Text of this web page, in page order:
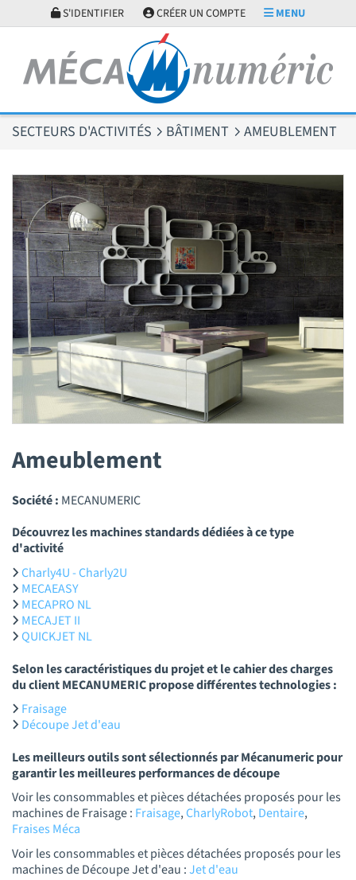
S'IDENTIFIER CRÉER UN COMPTE MENU
SECTEURS D'ACTIVITÉS BÂTIMENT AMEUBLEMENT
Ameublement
Société : MECANUMERIC
Découvrez les machines standards dédiées à ce type
d'activité
Charly4U - Charly2U
MECAEASY
MECAPRO NL
MECAJET II
QUICKJET NL
Selon les caractéristiques du projet et le cahier des charges
du client MECANUMERIC propose différentes technologies :
Fraisage
Découpe Jet d'eau
Les meilleurs outils sont sélectionnés par Mécanumeric pour
garantir les meilleures performances de découpe
Voir les consommables et pièces détachées proposés pour les
machines de Fraisage : Fraisage,CharlyRobot,Dentaire,
Fraises Méca
Voir les consommables et pièces détachées proposés pour les
machines de Découpe Jet d'eau :Jet d'eau
Panneau de gestion des cookies